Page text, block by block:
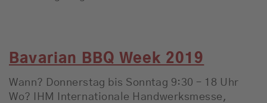
Bavarian BBQ Week 2019
Wann? Donnerstag bis Sonntag 9:30 – 18 Uhr
Wo? IHM Internationale Handwerksmesse,